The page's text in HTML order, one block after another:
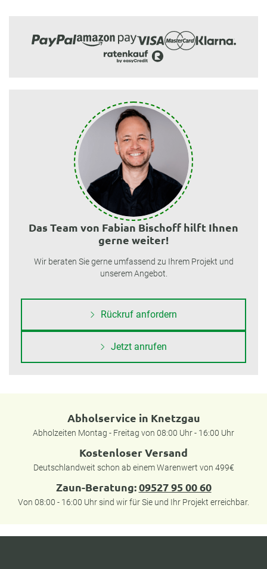
Das Team von Fabian Bischoff hilft Ihnen
gerne weiter!
Wir beraten Sie gerne umfassend zu Ihrem Projekt und
unserem Angebot.
Rückruf anfordern
Jetzt anrufen
Abholservice in Knetzgau
Abholzeiten Montag - Freitag von 08:00 Uhr - 16:00 Uhr
Kostenloser Versand
Deutschlandweit schon ab einem Warenwert von 499€
Zaun-Beratung:09527 95 00 60
Von 08:00 - 16:00 Uhr sind wir für Sie und Ihr Projekt erreichbar.